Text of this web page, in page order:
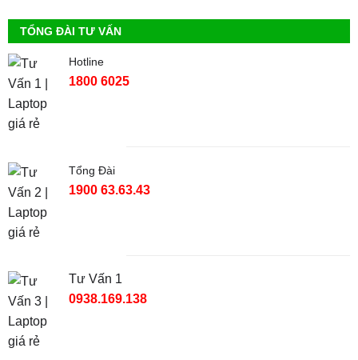
TỔNG ĐÀI TƯ VẤN
Hotline
1800 6025
Tổng Đài
1900 63.63.43
Tư Vấn 1
0938.169.138